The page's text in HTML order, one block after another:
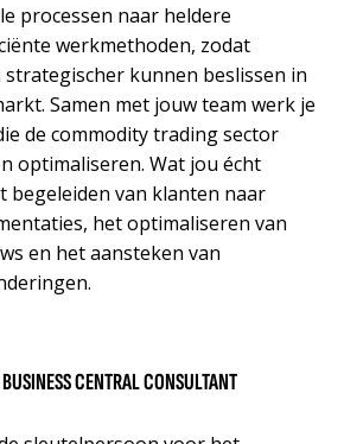
processen naar heldere
werkmethoden, zodat
kunnen beslissen in
Samen met jouw team werk je
de commodity trading sector
optimaliseren. Wat jou écht
begeleiden van klanten naar
het optimaliseren van
en het aansteken van
CENTRAL CONSULTANT